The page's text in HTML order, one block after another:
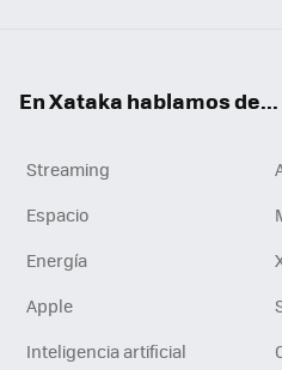
En Xataka hablamos de...
Streaming
Espacio
Energía
Apple
Inteligencia artificial